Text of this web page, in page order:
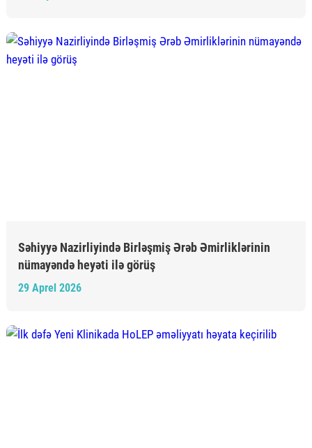
Səhiyyə Nazirliyində Birləşmiş Ərəb Əmirliklərinin
nümayəndə heyəti ilə görüş
29 Aprel 2026